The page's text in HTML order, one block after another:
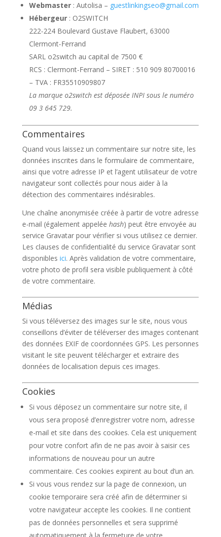
Webmaster: Autolisa – guestlinkingseo@gmail.com
Hébergeur: O2SWITCH
222-224 Boulevard Gustave Flaubert, 63000
Clermont-Ferrand
SARL o2switch au capital de 7500 €
RCS : Clermont-Ferrand – SIRET : 510 909 80700016
– TVA : FR35510909807
La marque o2switch est déposée INPI sous le numéro
09 3 645 729.
Commentaires
Quand vous laissez un commentaire sur notre site, les
données inscrites dans le formulaire de commentaire,
ainsi que votre adresse IP et l’agent utilisateur de votre
navigateur sont collectés pour nous aider à la
détection des commentaires indésirables.
Une chaîne anonymisée créée à partir de votre adresse
e-mail (également appelée hash) peut être envoyée au
service Gravatar pour vérifier si vous utilisez ce dernier.
Les clauses de confidentialité du service Gravatar sont
disponibles ici. Après validation de votre commentaire,
votre photo de profil sera visible publiquement à côté
de votre commentaire.
Médias
Si vous téléversez des images sur le site, nous vous
conseillons d’éviter de téléverser des images contenant
des données EXIF de coordonnées GPS. Les personnes
visitant le site peuvent télécharger et extraire des
données de localisation depuis ces images.
Cookies
Si vous déposez un commentaire sur notre site, il
vous sera proposé d’enregistrer votre nom, adresse
e-mail et site dans des cookies. Cela est uniquement
pour votre confort afin de ne pas avoir à saisir ces
informations de nouveau pour un autre
commentaire. Ces cookies expirent au bout d’un an.
Si vous vous rendez sur la page de connexion, un
cookie temporaire sera créé afin de déterminer si
votre navigateur accepte les cookies. Il ne contient
pas de données personnelles et sera supprimé